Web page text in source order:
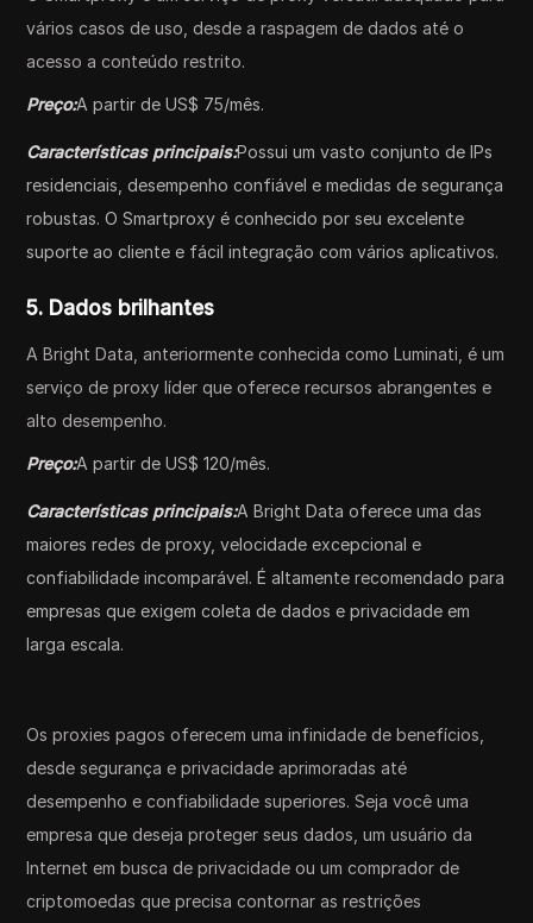
vários casos de uso, desde a raspagem de dados até o
acesso a conteúdo restrito.
Preço:A partir de US$ 75/mês.
Características principais:Possui um vasto conjunto de IPs
residenciais, desempenho confiável e medidas de segurança
robustas. O Smartproxy é conhecido por seu excelente
suporte ao cliente e fácil integração com vários aplicativos.
5. Dados brilhantes
A Bright Data, anteriormente conhecida como Luminati, é um
serviço de proxy líder que oferece recursos abrangentes e
alto desempenho.
Preço:A partir de US$ 120/mês.
Características principais:A Bright Data oferece uma das
maiores redes de proxy, velocidade excepcional e
confiabilidade incomparável. É altamente recomendado para
empresas que exigem coleta de dados e privacidade em
larga escala.
Os proxies pagos oferecem uma infinidade de benefícios,
desde segurança e privacidade aprimoradas até
desempenho e confiabilidade superiores. Seja você uma
empresa que deseja proteger seus dados, um usuário da
Internet em busca de privacidade ou um comprador de
criptomoedas que precisa contornar as restrições